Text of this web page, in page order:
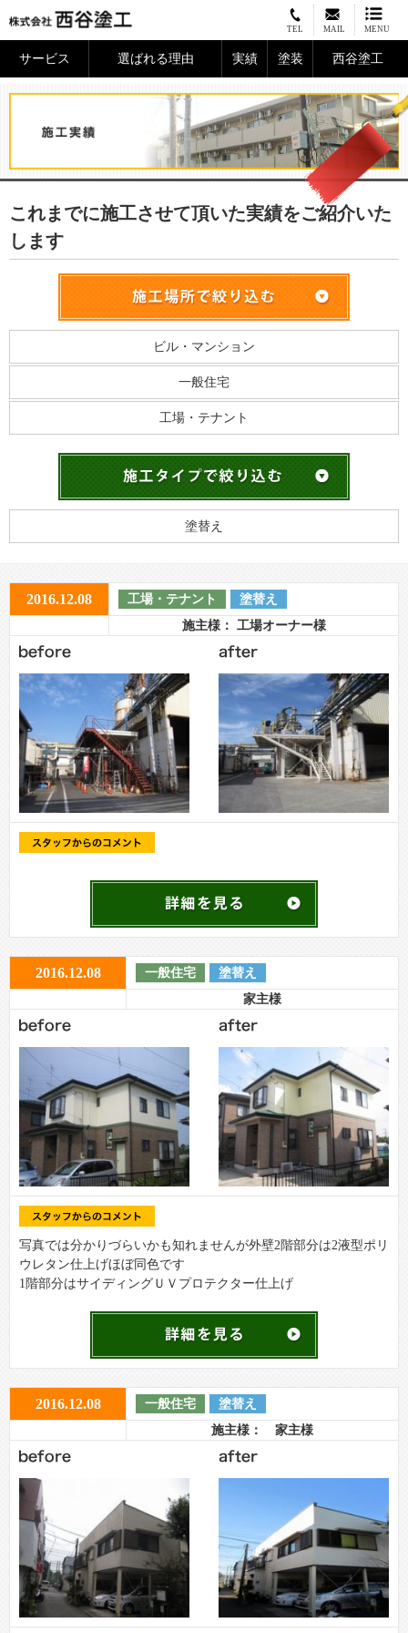
MENU
MAIL
TEL
サービス 選ばれる理由 実績 塗装 西谷塗工
これまでに施工させて頂いた実績をご紹介いた
します
ビル・マンション
一般住宅
工場・テナント
塗替え
2016.12.08 工場・テナント
塗替え
施主様： 工場オーナー様
2016.12.08 一般住宅
塗替え
家主様
写真では分かりづらいかも知れませんが外壁2階部分は2液型ポリ
ウレタン仕上げほぼ同色です
1階部分はサイディングＵＶプロテクター仕上げ
2016.12.08 一般住宅
塗替え
施主様： 家主様